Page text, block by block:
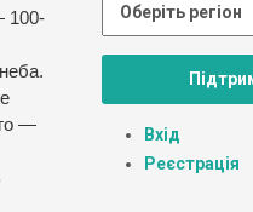
100-
—
Вхід
Реєстрація